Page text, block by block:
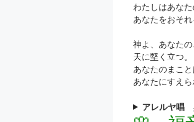
わたしはあなた
あなたをおそれ
神よ、あなたの
天に堅く立つ。
あなたのまこと
あなたにすえら
アレルヤ唱